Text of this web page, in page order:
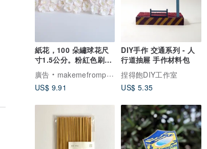
紙花，100 朵繡球花尺
寸1.5公分。粉紅色刷子
象牙色
orijinarusutekka
廣告
makemefrompaper
US$ 9.91
DIY手作 交通系列 - 人
行道抽屜 手作材料包
捏得飽DIY工作室
US$ 5.35